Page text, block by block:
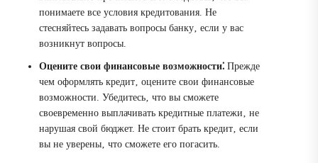
понимаете все условия кредитования. Не
стесняйтесь задавать вопросы банку‚ если у вас
возникнут вопросы.
Оцените свои финансовые возможности⁚ Прежде
чем оформлять кредит‚ оцените свои финансовые
возможности. Убедитесь‚ что вы сможете
своевременно выплачивать кредитные платежи‚ не
нарушая свой бюджет. Не стоит брать кредит‚ если
вы не уверены‚ что сможете его погасить.